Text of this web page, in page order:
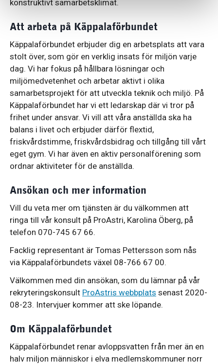
konstruktivt samarbetsklimat.
Att arbeta på Käppalaförbundet
Käppalaförbundet erbjuder dig en arbetsplats att vara
stolt över, som gör en verklig insats för miljön varje
dag. Vi har fokus på hållbara lösningar och
miljömedvetenhet och arbetar aktivt i olika
samarbetsprojekt för att utveckla teknik och miljö. På
Käppalaförbundet har vi ett ledarskap där vi tror på
frihet under ansvar. Vi vill att våra anställda ska ha
balans i livet och erbjuder därför flextid,
friskvårdstimme, friskvårdsbidrag och tillgång till vårt
eget gym. Vi har även en aktiv personalförening som
ordnar aktiviteter för de anställda.
Ansökan och mer information
Vill du veta mer om tjänsten är du välkommen att
ringa till vår konsult på ProAstri, Karolina Öberg, på
telefon 070-745 67 66.
Facklig representant är Tomas Pettersson som nås
via Käppalaförbundets växel 08-766 67 00.
Välkommen med din ansökan, som du lämnar på vår
rekryteringskonsult ProAstris webbplats senast 2020-
08-23. Intervjuer kommer att ske löpande.
Om Käppalaförbundet
Käppalaförbundet renar avloppsvatten från mer än en
halv miljon människor i elva medlemskommuner norr